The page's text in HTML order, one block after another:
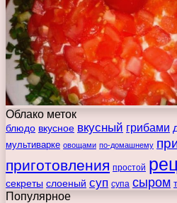
Облако меток
блюдо вкусное вкусный грибами
мультиварке овощами по-домашнему
приготовления простой
секреты слоеный суп супа сыром
Популярное